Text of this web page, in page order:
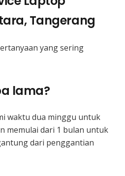
Tangerang
yang sering
lama?
waktu dua minggu untuk
memulai dari 1 bulan untuk
dari penggantian